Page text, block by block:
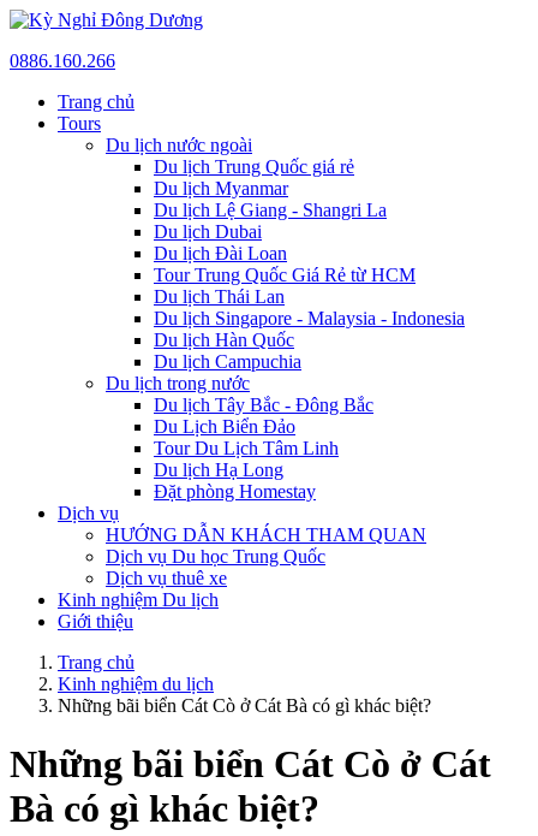
0886.160.266
Trang chủ
Tours
Du lịch nước ngoài
Du lịch Trung Quốc giá rẻ
Du lịch Myanmar
Du lịch Lệ Giang - Shangri La
Du lịch Dubai
Du lịch Đài Loan
Tour Trung Quốc Giá Rẻ từ HCM
Du lịch Thái Lan
Du lịch Singapore - Malaysia - Indonesia
Du lịch Hàn Quốc
Du lịch Campuchia
Du lịch trong nước
Du lịch Tây Bắc - Đông Bắc
Du Lịch Biển Đảo
Tour Du Lịch Tâm Linh
Du lịch Hạ Long
Đặt phòng Homestay
Dịch vụ
HƯỚNG DẪN KHÁCH THAM QUAN
Dịch vụ Du học Trung Quốc
Dịch vụ thuê xe
Kinh nghiệm Du lịch
Giới thiệu
Trang chủ
Kinh nghiệm du lịch
Những bãi biển Cát Cò ở Cát Bà có gì khác biệt?
Những bãi biển Cát Cò ở Cát
Bà có gì khác biệt?